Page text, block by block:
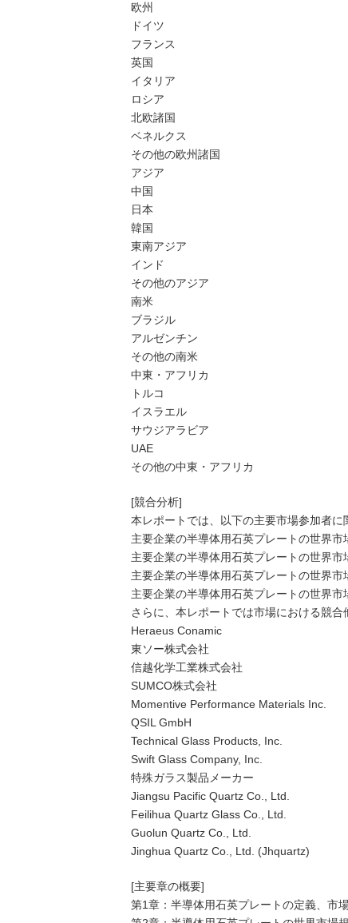
欧州
ドイツ
フランス
英国
イタリア
ロシア
北欧諸国
ベネルクス
その他の欧州諸国
アジア
中国
日本
韓国
東南アジア
インド
その他のアジア
南米
ブラジル
アルゼンチン
その他の南米
中東・アフリカ
トルコ
イスラエル
サウジアラビア
UAE
その他の中東・アフリカ
[競合分析]
本レポートでは、以下の主要市場参加者に
主要企業の半導体用石英プレートの世界
主要企業の半導体用石英プレートの世界市
主要企業の半導体用石英プレートの世界
主要企業の半導体用石英プレートの世界市
さらに、本レポートでは市場における競
Heraeus Conamic
東ソー株式会社
信越化学工業株式会社
SUMCO株式会社
Momentive Performance Materials Inc.
QSIL GmbH
Technical Glass Products, Inc.
Swift Glass Company, Inc.
特殊ガラス製品メーカー
Jiangsu Pacific Quartz Co., Ltd.
Feilihua Quartz Glass Co., Ltd.
Guolun Quartz Co., Ltd.
Jinghua Quartz Co., Ltd. (Jhquartz)
[主要章の概要]
第1章：半導体用石英プレートの定義、市